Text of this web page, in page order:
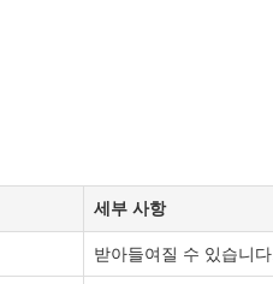
세부 사항
받아들여질 수 있습니다.